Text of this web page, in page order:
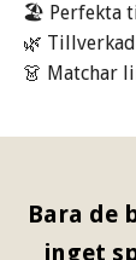
🏖 Perfekta
🌿
👗 Matchar
Bara de
inget